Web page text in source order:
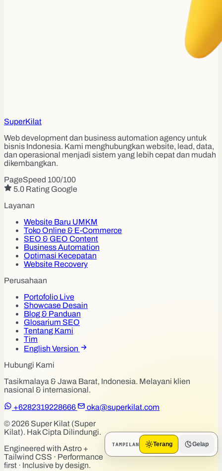
SuperKilat
Web development dan business automation agency untuk
bisnis Indonesia. Kami menghubungkan website, lead, data,
dan operasional menjadi sistem yang lebih cepat dan mudah
dikembangkan.
PageSpeed 100/100
5.0 Rating Google
Layanan
Website Baru UMKM
Toko Online & E-Commerce
SEO & GEO Content
Business Automation
Optimasi Kecepatan
Website Recovery
Perusahaan
Portofolio Live
Showcase Desain
Blog & Panduan
Glosarium SEO
Tentang Kami
Tim
English Version
Hubungi Kami
Tasikmalaya & Jawa Barat, Indonesia. Melayani klien
nasional & internasional.
+6282319228666
oka@superkilat.com
© 2026 Super Kilat (Super
Kilat). Hak Cipta Dilindungi.
Engineered with Astro +
Tailwind CSS · Performance
first · Inclusive by design.
TAMPILAN Terang Gelap